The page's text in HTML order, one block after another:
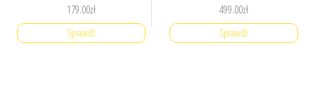
179.00zł
Sprawdź
499.00zł
Sprawdź